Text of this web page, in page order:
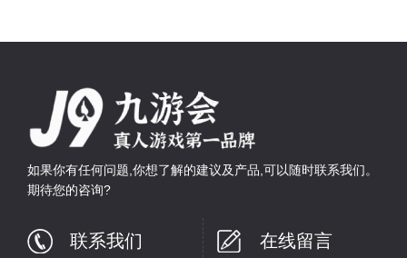
如果你有任何问题,你想了解的建议及产品,可以随时联系我们。
期待您的咨询?
联系我们 在线留言